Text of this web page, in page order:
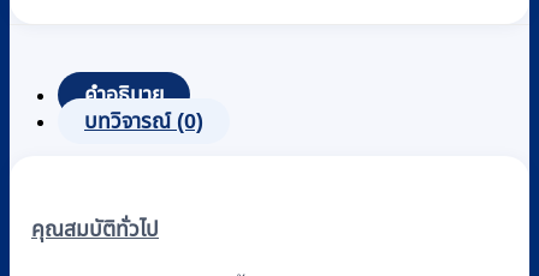
คำอธิบาย
บทวิจารณ์ (0)
คุณสมบัติทั่วไป